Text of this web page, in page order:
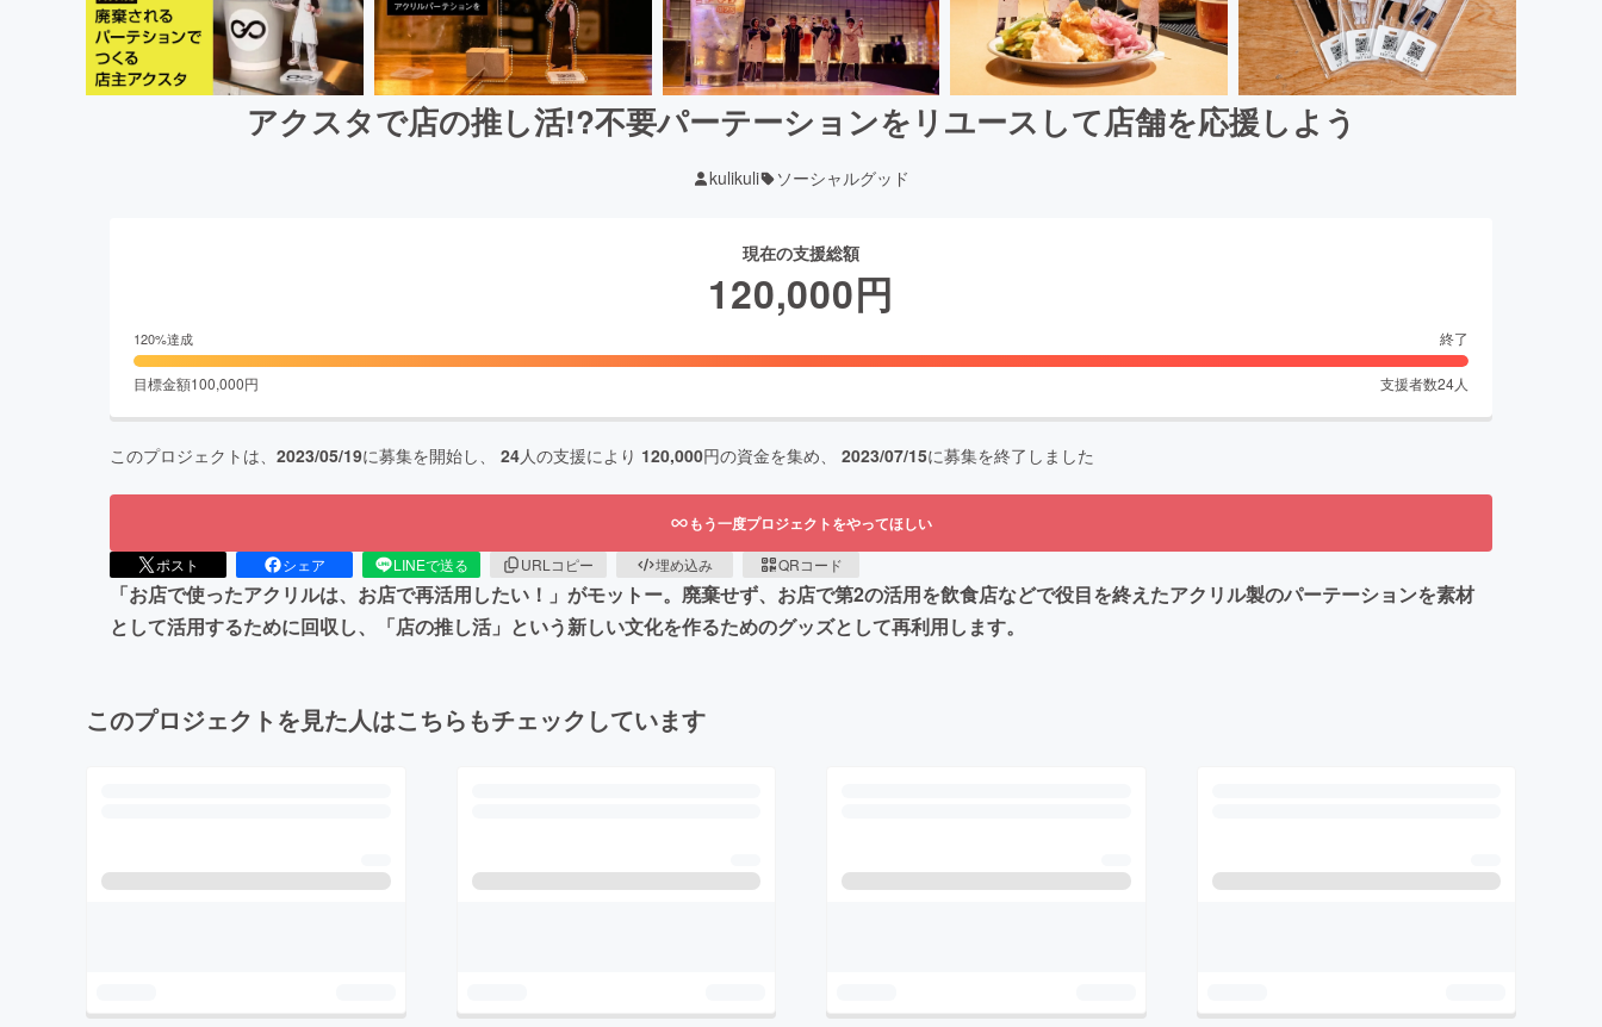
アクスタで店の推し活!?不要パーテーションをリユースして店舗を応援しよう
kulikuli ソーシャルグッド
現在の支援総額
120,000円
120%達成 終了
目標金額100,000円 支援者数24人
このプロジェクトは、 2023/05/19に募集を開始し、 24人の支援により 120,000円の資金を集め、 2023/07/15に募集を終了しました
もう一度プロジェクトをやってほしい
ポスト シェア LINEで送る URLコピー 埋め込み QRコード
「お店で使ったアクリルは、お店で再活用したい！」がモットー。廃棄せず、お店で第2の活用を飲食店などで役目を終えたアクリル製のパーテーションを素材
として活用するために回収し、「店の推し活」という新しい文化を作るためのグッズとして再利用します。
このプロジェクトを見た人はこちらもチェックしています